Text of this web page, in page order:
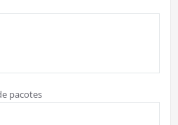
pacotes